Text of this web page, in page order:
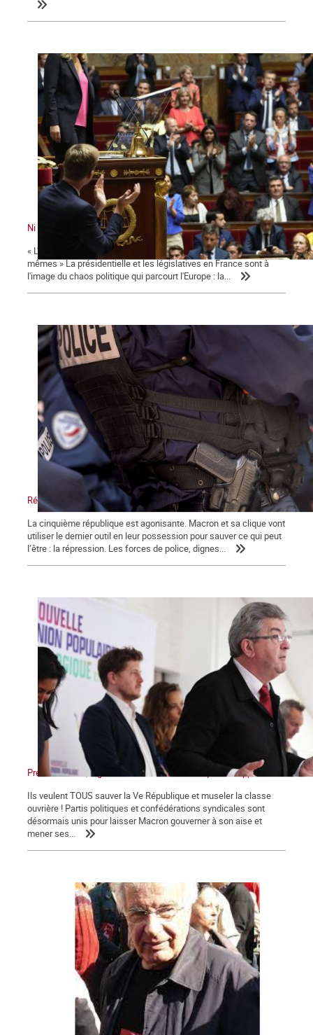
Ni le gouvernement ni l'Assemblée ne nous représente !
« L'émancipation des travailleurs sera l'œuvre des travailleurs eux-
mêmes » La présidentielle et les législatives en France sont à
l'image du chaos politique qui parcourt l'Europe : la...
Répression, maître-mot de la macronie.
La cinquième république est agonisante. Macron et sa clique vont
utiliser le dernier outil en leur possession pour sauver ce qui peut
l’être : la répression. Les forces de police, dignes...
Présidentielles, législatives : Non au front unique des appareils !
Ils veulent TOUS sauver la Ve République et museler la classe
ouvrière ! Partis politiques et confédérations syndicales sont
désormais unis pour laisser Macron gouverner à son aise et
mener ses...